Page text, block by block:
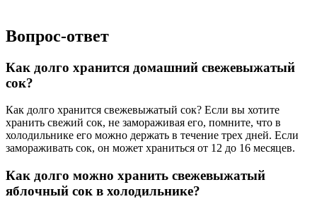
Вопрос-ответ
Как долго хранится домашний свежевыжатый
сок?
Как долго хранится свежевыжатый сок? Если вы хотите
хранить свежий сок, не замораживая его, помните, что в
холодильнике его можно держать в течение трех дней. Если
замораживать сок, он может храниться от 12 до 16 месяцев.
Как долго можно хранить свежевыжатый
яблочный сок в холодильнике?